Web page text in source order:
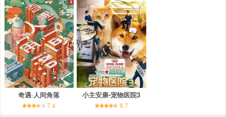
奇遇·人间角落
7.4
小主安康-宠物医院3
8.7